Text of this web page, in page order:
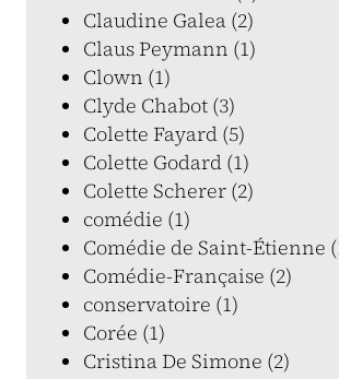
Claudine Galea (2)
Claus Peymann (1)
Clown (1)
Clyde Chabot (3)
Colette Fayard (5)
Colette Godard (1)
Colette Scherer (2)
comédie (1)
Comédie de Saint-Étienne
Comédie-Française (2)
conservatoire (1)
Corée (1)
Cristina De Simone (2)